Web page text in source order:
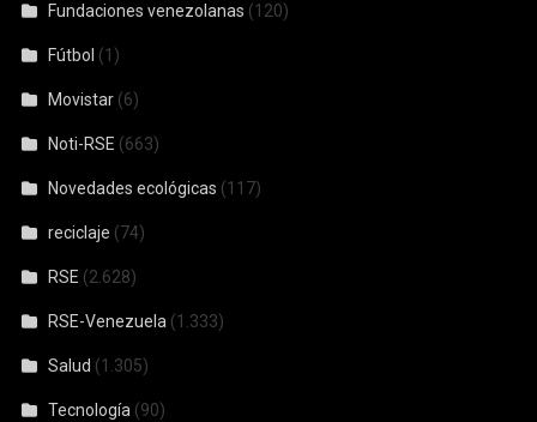
Fundaciones venezolanas (120)
Fútbol (1)
Movistar (6)
Noti-RSE (663)
Novedades ecológicas (117)
reciclaje (74)
RSE (2.628)
RSE-Venezuela (1.333)
Salud (1.305)
Tecnología (90)